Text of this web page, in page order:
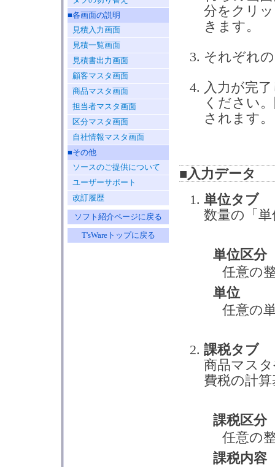
分をクリ
きます。
それぞれ
入力が完
ください
されます。
■入力データ
単位タブ
数量の「
単位区分
任意の
単位
任意の
課税タブ
商品マス
費税の計
課税区分
任意の
課税内容
■各画面の説明
見積入力画面
見積一覧画面
見積書出力画面
顧客マスタ画面
商品マスタ画面
担当者マスタ画面
区分マスタ画面
自社情報マスタ画面
■その他
ソースのご提供について
ユーザーサポート
改訂履歴
ソフト紹介ページに戻る
T'sWareトップに戻る